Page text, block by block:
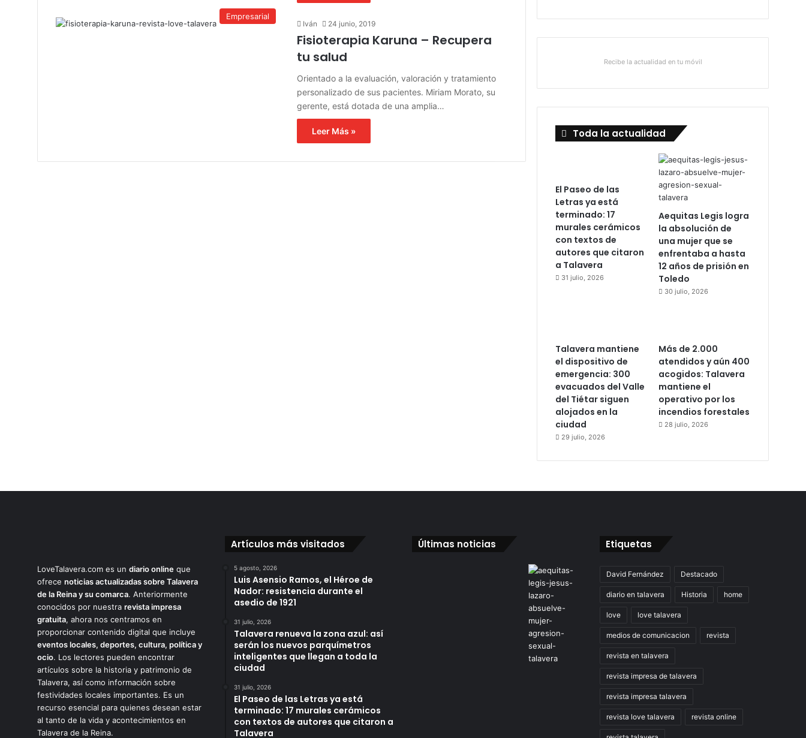
Empresarial
Iván 24 junio, 2019
Fisioterapia Karuna – Recupera
tu salud
Orientado a la evaluación, valoración y tratamiento
personalizado de sus pacientes. Miriam Morato, su
gerente, está dotada de una amplia…
Leer Más »
Recibe la actualidad en tu móvil
Toda la actualidad
El Paseo de las
Letras ya está
terminado: 17
murales cerámicos
con textos de
autores que citaron
a Talavera
31 julio, 2026
Aequitas Legis logra
la absolución de
una mujer que se
enfrentaba a hasta
12 años de prisión en
Toledo
30 julio, 2026
Talavera mantiene
el dispositivo de
emergencia: 300
evacuados del Valle
del Tiétar siguen
alojados en la
ciudad
29 julio, 2026
Más de 2.000
atendidos y aún 400
acogidos: Talavera
mantiene el
operativo por los
incendios forestales
28 julio, 2026
LoveTalavera.com es un diario online que
ofrece noticias actualizadas sobre Talavera
de la Reina y su comarca. Anteriormente
conocidos por nuestra revista impresa
gratuita, ahora nos centramos en
proporcionar contenido digital que incluye
eventos locales, deportes, cultura, política y
ocio. Los lectores pueden encontrar
artículos sobre la historia y patrimonio de
Talavera, así como información sobre
festividades locales importantes. Es un
recurso esencial para quienes desean estar
al tanto de la vida y acontecimientos en
Talavera de la Reina.
Artículos más visitados
5 agosto, 2026
Luis Asensio Ramos, el Héroe de
Nador: resistencia durante el
asedio de 1921
31 julio, 2026
Talavera renueva la zona azul: así
serán los nuevos parquímetros
inteligentes que llegan a toda la
ciudad
31 julio, 2026
El Paseo de las Letras ya está
terminado: 17 murales cerámicos
con textos de autores que citaron a
Talavera
Últimas noticias Etiquetas
David Fernández Destacado
diario en talavera Historia home
love love talavera
medios de comunicacion revista
revista en talavera
revista impresa de talavera
revista impresa talavera
revista love talavera revista online